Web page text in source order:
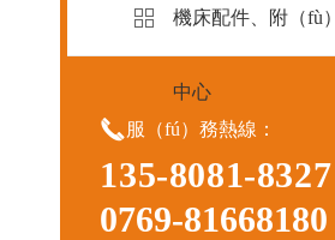
機床配件、附（fù
中心
服（fú）務熱線：
135-8081-8327
0769-81668180